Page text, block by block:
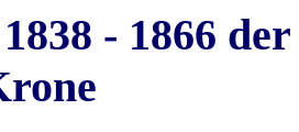
- 1866